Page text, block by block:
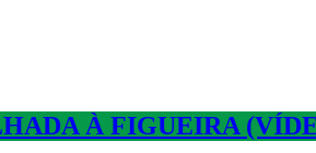
À FIGUEIRA